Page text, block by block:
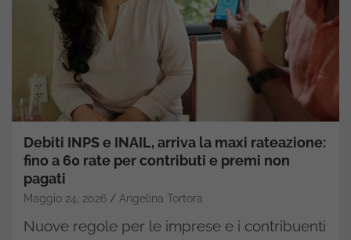
Debiti INPS e INAIL, arriva la maxi rateazione:
fino a 60 rate per contributi e premi non
pagati
Maggio 24, 2026 Angelina Tortora
Nuove regole per le imprese e i contribuenti